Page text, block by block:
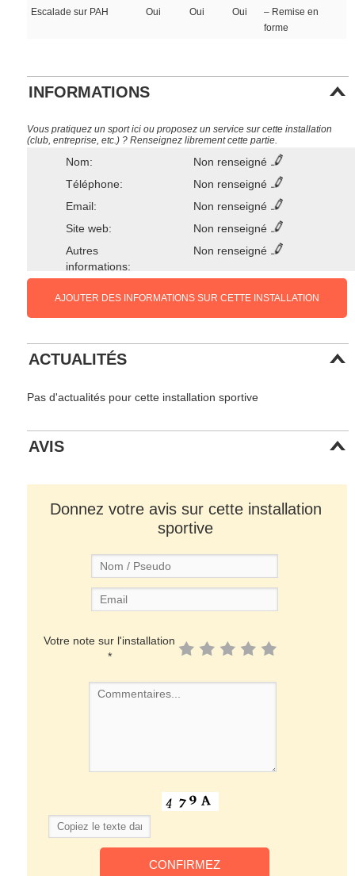
Escalade sur PAH Oui Oui Oui
– Remise en
forme
INFORMATIONS
Vous pratiquez un sport ici ou proposez un service sur cette installation
(club, entreprise, etc.) ? Renseignez librement cette partie.
Nom:
Non renseigné
Téléphone:
Non renseigné
Email:
Non renseigné
Site web:
Non renseigné
Autres
informations:
Non renseigné
AJOUTER DES INFORMATIONS SUR CETTE INSTALLATION
ACTUALITÉS
Pas d'actualités pour cette installation sportive
AVIS
Donnez votre avis sur cette installation
sportive
Votre note sur l'installation
*